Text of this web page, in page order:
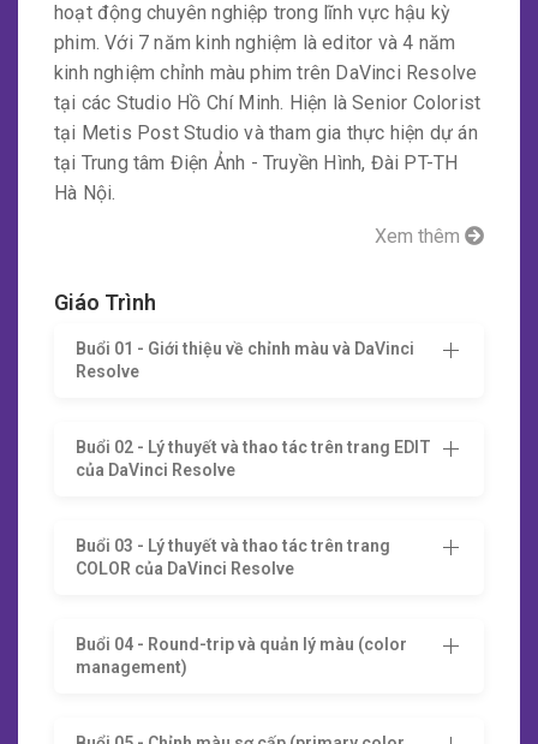
hoạt động chuyên nghiệp trong lĩnh vực hậu kỳ
phim. Với 7 năm kinh nghiệm là editor và 4 năm
kinh nghiệm chỉnh màu phim trên DaVinci Resolve
tại các Studio Hồ Chí Minh. Hiện là Senior Colorist
tại Metis Post Studio và tham gia thực hiện dự án
tại Trung tâm Điện Ảnh - Truyền Hình, Đài PT-TH
Hà Nội.
Xem thêm
Giáo Trình
Buổi 01 - Giới thiệu về chỉnh màu và DaVinci
Resolve
Buổi 02 - Lý thuyết và thao tác trên trang EDIT
của DaVinci Resolve
Buổi 03 - Lý thuyết và thao tác trên trang
COLOR của DaVinci Resolve
Buổi 04 - Round-trip và quản lý màu (color
management)